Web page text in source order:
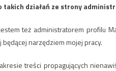
działań ze strony
też administratorem profilu
narzędziem mojej pracy.
treści propagujących